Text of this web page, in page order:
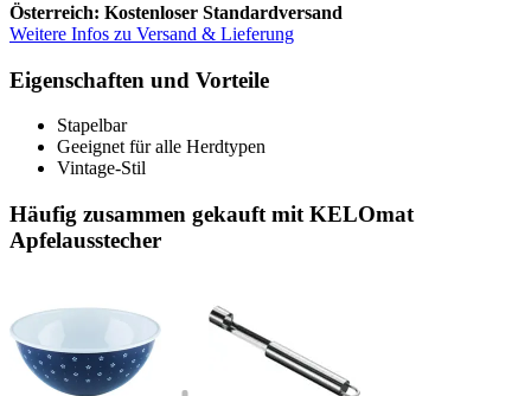
Österreich: Kostenloser Standardversand
Weitere Infos zu Versand & Lieferung
Eigenschaften und Vorteile
Stapelbar
Geeignet für alle Herdtypen
Vintage-Stil
Häufig zusammen gekauft mit KELOmat
Apfelausstecher